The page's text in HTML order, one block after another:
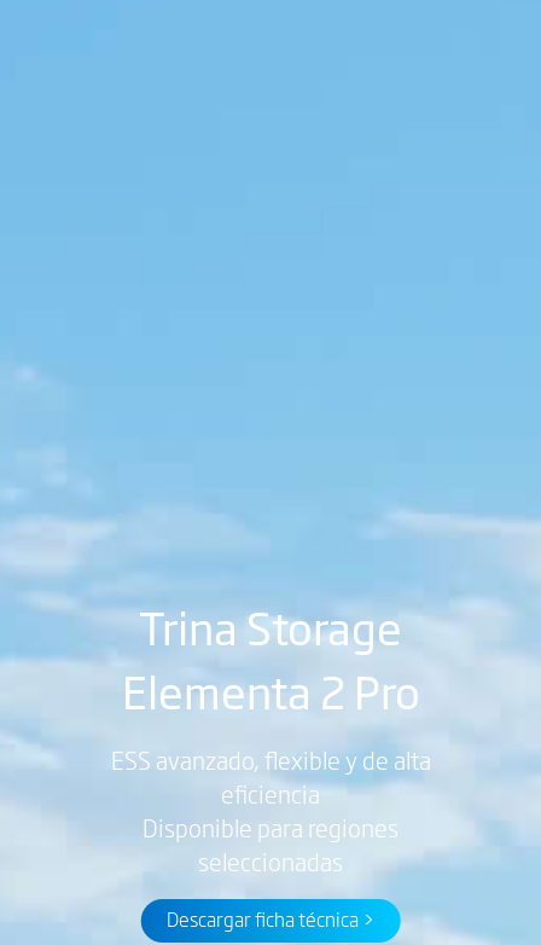
Trina Storage
Elementa 2 Pro
ESS avanzado, flexible y de alta
eficiencia
Disponible para regiones
seleccionadas
Descargar ficha técnica >